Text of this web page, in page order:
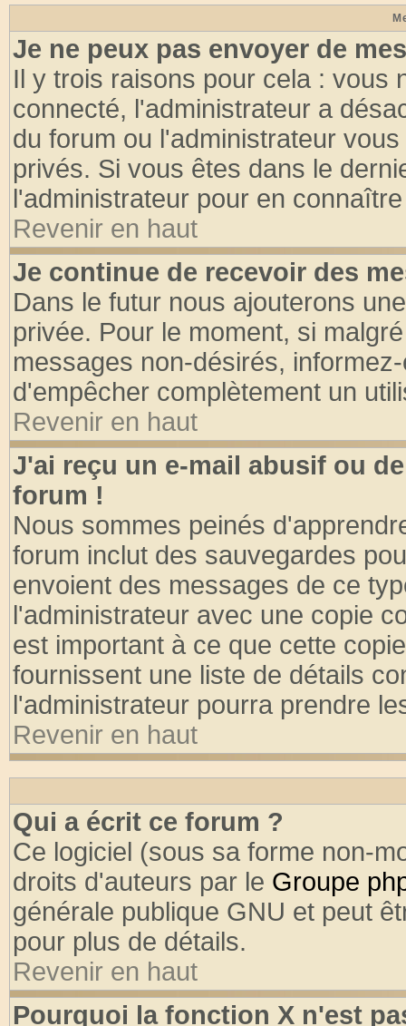
Je ne peux pas envoyer de
Il y trois raisons pour cela : vous
connecté, l'administrateur a
du forum ou l'administrateur
privés. Si vous êtes dans le
l'administrateur pour en
Revenir en haut
Je continue de recevoir des
Dans le futur nous ajouterons
privée. Pour le moment, si
messages non-désirés,
d'empêcher complètement un
Revenir en haut
J'ai reçu un e-mail abusif ou
forum !
Nous sommes peinés
forum inclut des sauvegardes
envoient des messages de ce
l'administrateur avec une copie
est important à ce que cette
fournissent une liste de détails
l'administrateur pourra prendre
Revenir en haut
Qui a écrit ce forum ?
Ce logiciel (sous sa forme non-
droits d'auteurs par le Groupe
générale publique GNU et peut
pour plus de détails.
Revenir en haut
Pourquoi la fonction X n'est